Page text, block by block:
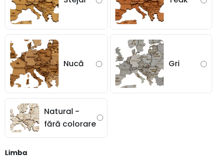
Nucă Gri
Natural -
fără colorare
Limba